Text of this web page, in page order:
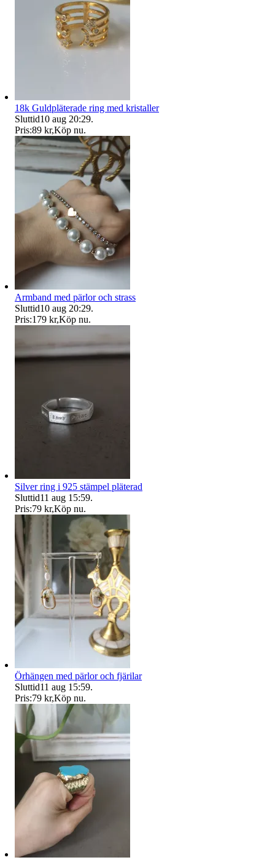
18k Guldpläterade ring med kristaller
Sluttid10 aug 20:29.
Pris:89 kr,Köp nu.
Armband med pärlor och strass
Sluttid10 aug 20:29.
Pris:179 kr,Köp nu.
Silver ring i 925 stämpel pläterad
Sluttid11 aug 15:59.
Pris:79 kr,Köp nu.
Örhängen med pärlor och fjärilar
Sluttid11 aug 15:59.
Pris:79 kr,Köp nu.